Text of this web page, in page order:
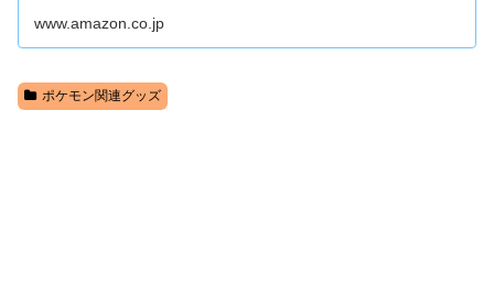
www.amazon.co.jp
ポケモン関連グッズ